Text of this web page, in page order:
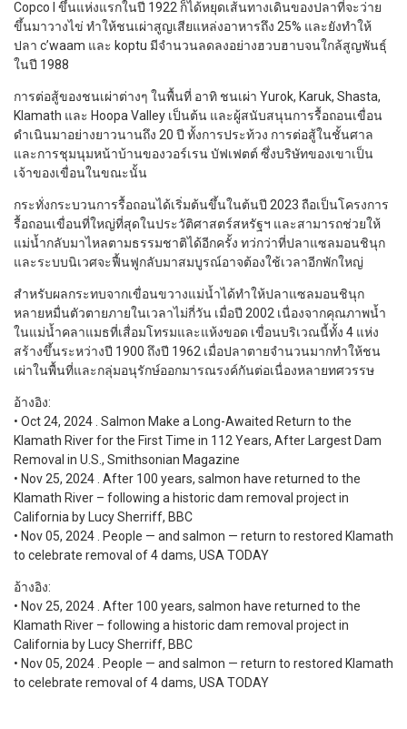
Copco I ขึ้นแห่งแรกในปี 1922 ก็ได้หยุดเส้นทางเดินของปลาที่จะว่าย
ขึ้นมาวางไข่ ทำให้ชนเผ่าสูญเสียแหล่งอาหารถึง 25% และยังทำให้
ปลา c’waam และ koptu มีจำนวนลดลงอย่างฮวบฮาบจนใกล้สูญพันธุ์
ในปี 1988
การต่อสู้ของชนเผ่าต่างๆ ในพื้นที่ อาทิ ชนเผ่า Yurok, Karuk, Shasta,
Klamath และ Hoopa Valley เป็นต้น และผู้สนับสนุนการรื้อถอนเขื่อน
ดำเนินมาอย่างยาวนานถึง 20 ปี ทั้งการประท้วง การต่อสู้ในชั้นศาล
และการชุมนุมหน้าบ้านของวอร์เรน บัฟเฟตต์ ซึ่งบริษัทของเขาเป็น
เจ้าของเขื่อนในขณะนั้น
กระทั่งกระบวนการรื้อถอนได้เริ่มต้นขึ้นในต้นปี 2023 ถือเป็นโครงการ
รื้อถอนเขื่อนที่ใหญ่ที่สุดในประวัติศาสตร์สหรัฐฯ และสามารถช่วยให้
แม่น้ำกลับมาไหลตามธรรมชาติได้อีกครั้ง ทว่กว่าที่ปลาแซลมอนชินุก
และระบบนิเวศจะฟื้นฟูกลับมาสมบูรณ์อาจต้องใช้เวลาอีกพักใหญ่
สำหรับผลกระทบจากเขื่อนขวางแม่น้ำได้ทำให้ปลาแซลมอนชินุก
หลายหมื่นตัวตายภายในเวลาไม่กี่วัน เมื่อปี 2002 เนื่องจากคุณภาพน้ำ
ในแม่น้ำคลาแมธที่เสื่อมโทรมและแห้งขอด เขื่อนบริเวณนี้ทั้ง 4 แห่ง
สร้างขึ้นระหว่างปี 1900 ถึงปี 1962 เมื่อปลาตายจำนวนมากทำให้ชน
เผ่าในพื้นที่และกลุ่มอนุรักษ์ออกมารณรงค์กันต่อเนื่องหลายทศวรรษ
อ้างอิง:
• Oct 24, 2024 . Salmon Make a Long-Awaited Return to the
Klamath River for the First Time in 112 Years, After Largest Dam
Removal in U.S., Smithsonian Magazine
• Nov 25, 2024 . After 100 years, salmon have returned to the
Klamath River – following a historic dam removal project in
California by Lucy Sherriff, BBC
• Nov 05, 2024 . People — and salmon — return to restored Klamath
to celebrate removal of 4 dams, USA TODAY
อ้างอิง:
• Nov 25, 2024 . After 100 years, salmon have returned to the
Klamath River – following a historic dam removal project in
California by Lucy Sherriff, BBC
• Nov 05, 2024 . People — and salmon — return to restored Klamath
to celebrate removal of 4 dams, USA TODAY